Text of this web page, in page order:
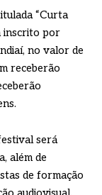
“Curta
inscrito por
no valor de
receberão
será
além de
de formação